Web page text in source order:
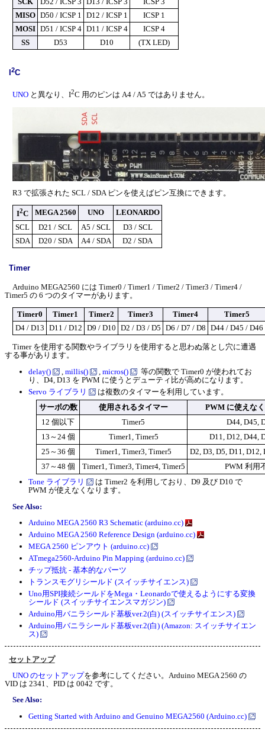
MISO D50 / ICSP 1 D12 / ICSP 1
ICSP 1
MOSI D51 / ICSP 4 D11 / ICSP 4
ICSP 4
SS
D53 D10 (TX LED)
2C
UNO と異なり、I2C 用のピンは A4 / A5 ではありません。
R3 で拡張された SCL / SDA ピンを使えばピン互換にできます。
I2C MEGA 2560 UNO
LEONARDO
SCL
D21 / SCL A5 / SCL
D3 / SCL
SDA
D20 / SDA A4 / SDA D2 / SDA
Timer
Arduino MEGA2560 には Timer0 / Timer1 / Timer2 / Timer3 / Timer4 /
Timer5 の 6 つのタイマーがあります。
Timer0 Timer1 Timer2 Timer3 Timer4
Timer5
D4 / D13 D11 / D12 D9 / D10 D2 / D3 / D5 D6 / D7 / D8 D44 / D45 / D46
Timer を使用する関数やライブラリを使用すると思わぬ落とし穴に遭遇
する事があります。
delay()
millis() micros()
等の関数で Timer0 が使われてお
り、D4, D13 を PWM に使うとデューティ比が高めになります。
Servo ライブラリ
は複数のタイマーを利用しています。
サーボの数
使用されるタイマー
PWM に使えな
12 個以下
Timer5
D44, D45,
13～24 個
Timer1, Timer5
D11, D12, D44,
25～36 個
Timer1, Timer3, Timer5
D2, D3, D5, D11, D12,
37～48 個
Timer1, Timer3, Timer4, Timer5
PWM 利用
Tone ライブラリ
は Timer2 を利用しており、D9 及び D10 で
PWM が使えなくなります。
See Also:
Arduino MEGA 2560 R3 Schematic (arduino.cc)
Arduino MEGA 2560 Reference Design (arduino.cc)
MEGA 2560 ピンアウト (arduino.cc)
ATmega2560-Arduino Pin Mapping (arduino.cc)
チップ抵抗 - 基本的なパーツ
トランスモグリシールド (スイッチサイエンス)
Uno用SPI接続シールドをMega・Leonardoで使えるようにする変換
シールド (スイッチサイエンスマガジン)
Arduino用バニラシールド基板ver.2(白) (スイッチサイエンス)
Arduino用バニラシールド基板ver.2(白) (Amazon: スイッチサイエン
ス)
セットアップ
UNO のセットアップを参考にしてください。Arduino MEGA 2560 の
VID は 2341、PID は 0042 です。
See Also:
Getting Started with Arduino and Genuino MEGA2560 (Arduino.cc)